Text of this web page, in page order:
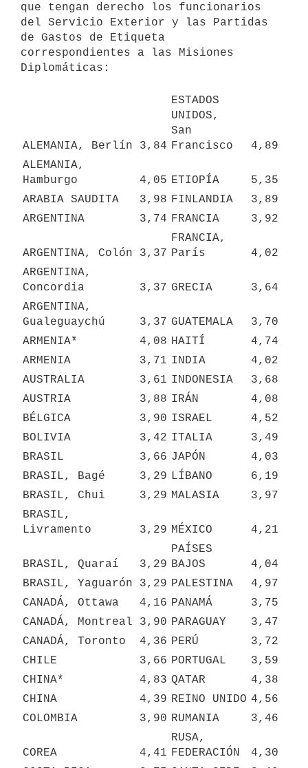
que tengan derecho los funcionarios
del Servicio Exterior y las Partidas
de Gastos de Etiqueta
correspondientes a las Misiones
Diplomáticas:
ALEMANIA, Berlín 3,84
ESTADOS
UNIDOS,
San
Francisco
4,89
ALEMANIA,
Hamburgo
4,05 ETIOPÍA
5,35
ARABIA SAUDITA
3,98 FINLANDIA
3,89
ARGENTINA
3,74 FRANCIA 3,92
ARGENTINA, Colón 3,37
FRANCIA,
París
4,02
ARGENTINA,
Concordia
3,37 GRECIA
3,64
ARGENTINA,
Gualeguaychú
3,37 GUATEMALA
3,70
ARMENIA*
4,08 HAITÍ
4,74
ARMENIA
3,71 INDIA
4,02
AUSTRALIA
3,61 INDONESIA
3,68
AUSTRIA
3,88 IRÁN
4,08
BÉLGICA
3,90 ISRAEL
4,52
BOLIVIA
3,42 ITALIA
3,49
BRASIL
3,66 JAPÓN
4,03
BRASIL, Bagé
3,29 LÍBANO
6,19
BRASIL, Chui
3,29 MALASIA
3,97
BRASIL,
Livramento
3,29 MÉXICO 4,21
BRASIL, Quaraí 3,29
PAÍSES
BAJOS
4,04
BRASIL, Yaguarón
3,29 PALESTINA
4,97
CANADÁ, Ottawa
4,16 PANAMÁ
3,75
CANADÁ, Montreal
3,90 PARAGUAY
3,47
CANADÁ, Toronto
4,36 PERÚ
3,72
CHILE
3,66 PORTUGAL
3,59
CHINA*
4,83 QATAR
4,38
CHINA
4,39 REINO UNIDO 4,56
COLOMBIA
3,90 RUMANIA 3,46
COREA 4,41
RUSA,
FEDERACIÓN
4,30